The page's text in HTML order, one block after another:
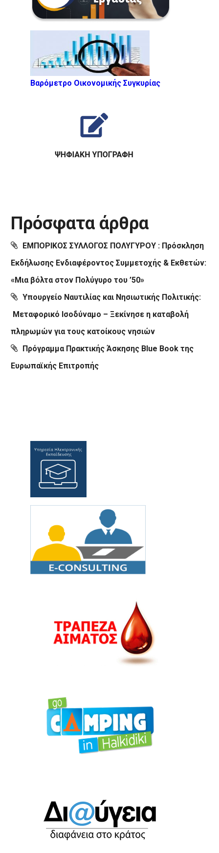
Βαρόμετρο Οικονομικής Συγκυρίας
Πρόσφατα άρθρα
ΕΜΠΟΡΙΚΟΣ ΣΥΛΛΟΓΟΣ ΠΟΛΥΓΥΡΟΥ : Πρόσκληση
Εκδήλωσης Ενδιαφέροντος Συμμετοχής & Εκθετών:
«Μια βόλτα στον Πολύγυρο του ’50»
Υπουργείο Ναυτιλίας και Νησιωτικής Πολιτικής:
Μεταφορικό Ισοδύναμο – Ξεκίνησε η καταβολή
πληρωμών για τους κατοίκους νησιών
Πρόγραμμα Πρακτικής Άσκησης Blue Book της
Ευρωπαϊκής Επιτροπής